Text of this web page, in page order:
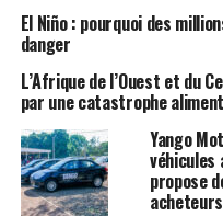
El Niño : pourquoi des
danger
L’Afrique de l’Ouest et du
par une catastrophe
Yango
véhicules
propose
acheteurs